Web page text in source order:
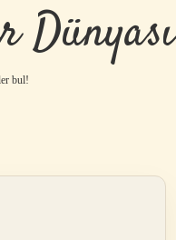
Dünyası
bul!